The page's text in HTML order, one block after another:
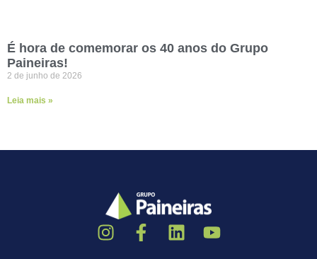
É hora de comemorar os 40 anos do Grupo
Paineiras!
2 de junho de 2026
Leia mais »